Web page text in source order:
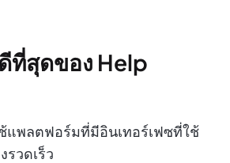
สุดของ Help
แพลตฟอร์มที่มีอินเทอร์เฟซที่ใช้
รวดเร็ว